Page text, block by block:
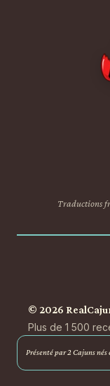
Traductions
© 2026
Plus de 1 500
Présenté par 2 Cajuns